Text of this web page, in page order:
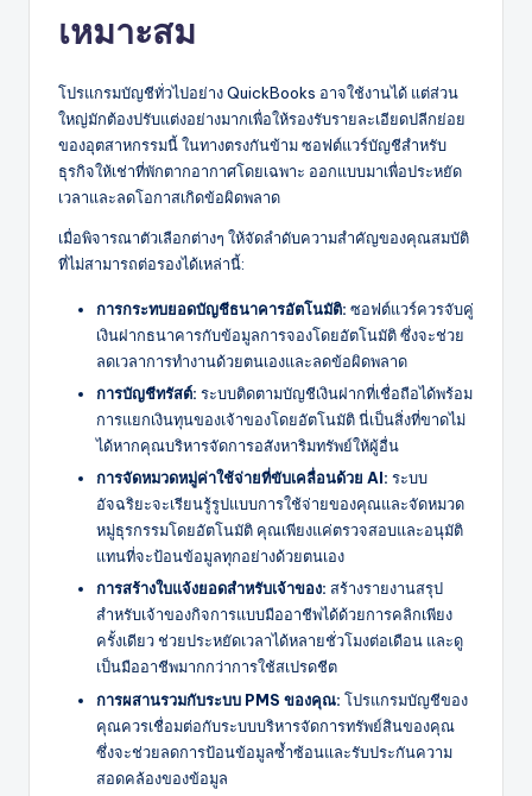
เหมาะสม
โปรแกรมบัญชีทั่วไปอย่าง QuickBooks อาจใช้งานได้ แต่ส่วน
ใหญ่มักต้องปรับแต่งอย่างมากเพื่อให้รองรับรายละเอียดปลีกย่อย
ของอุตสาหกรรมนี้ ในทางตรงกันข้าม ซอฟต์แวร์บัญชีสำหรับ
ธุรกิจให้เช่าที่พักตากอากาศโดยเฉพาะ ออกแบบมาเพื่อประหยัด
เวลาและลดโอกาสเกิดข้อผิดพลาด
เมื่อพิจารณาตัวเลือกต่างๆ ให้จัดลำดับความสำคัญของคุณสมบัติ
ที่ไม่สามารถต่อรองได้เหล่านี้:
การกระทบยอดบัญชีธนาคารอัตโนมัติ: ซอฟต์แวร์ควรจับคู่
เงินฝากธนาคารกับข้อมูลการจองโดยอัตโนมัติ ซึ่งจะช่วย
ลดเวลาการทำงานด้วยตนเองและลดข้อผิดพลาด
การบัญชีทรัสต์: ระบบติดตามบัญชีเงินฝากที่เชื่อถือได้พร้อม
การแยกเงินทุนของเจ้าของโดยอัตโนมัติ นี่เป็นสิ่งที่ขาดไม่
ได้หากคุณบริหารจัดการอสังหาริมทรัพย์ให้ผู้อื่น
การจัดหมวดหมู่ค่าใช้จ่ายที่ขับเคลื่อนด้วย AI: ระบบ
อัจฉริยะจะเรียนรู้รูปแบบการใช้จ่ายของคุณและจัดหมวด
หมู่ธุรกรรมโดยอัตโนมัติ คุณเพียงแค่ตรวจสอบและอนุมัติ
แทนที่จะป้อนข้อมูลทุกอย่างด้วยตนเอง
การสร้างใบแจ้งยอดสำหรับเจ้าของ: สร้างรายงานสรุป
สำหรับเจ้าของกิจการแบบมืออาชีพได้ด้วยการคลิกเพียง
ครั้งเดียว ช่วยประหยัดเวลาได้หลายชั่วโมงต่อเดือน และดู
เป็นมืออาชีพมากกว่าการใช้สเปรดชีต
การผสานรวมกับระบบ PMS ของคุณ: โปรแกรมบัญชีของ
คุณควรเชื่อมต่อกับระบบบริหารจัดการทรัพย์สินของคุณ
ซึ่งจะช่วยลดการป้อนข้อมูลซ้ำซ้อนและรับประกันความ
สอดคล้องของข้อมูล